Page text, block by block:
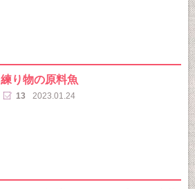
練り物の原料魚
13 2023.01.24